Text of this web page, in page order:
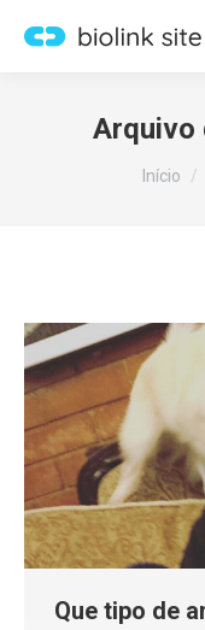
Arquivo
Você
Início
Que tipo de